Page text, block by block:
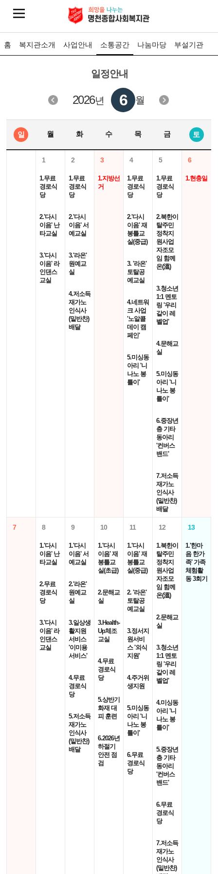
홈 복지관소개 사업안내 소통공간 나눔마당 부설기관
일정안내
2026년 6 월
일 월 화 수 목 금 토
1
1.무료
경로식
당
2.'다시
이음' 난
타교실
3.'다시
이음' 라
인댄스
교실
2
1.무료
경로식
당
2.'다시
이음' 서
예교실
3.'라온'
원예교
실
4.저소득
재가노
인식사
(밑반찬)
배달
3
1.지방선
거
4
1.무료
경로식
당
2.'다시
이음' 재
봉틀교
실(중급)
3. '라온'
토탈공
예교실
4.네트워
크 사업
'노알콜
데이 캠
페인'
5.미싱동
아리 '니
나노 봉
틀이'
5
1.무료
경로식
당
2.북한이
탈주민
정착지
원사업
자조모
임 함께
온(溫)
3.청소년
1:1 멘토
링 '우리
같이 레
벨업'
4.문해교
실
5.미싱동
아리 '니
나노 봉
틀이'
6.중장년
층 기타
동아리
'컨버스
밴드'
7.저소득
재가노
인식사
(밑반찬)
배달
6
1.현충일
7 8
1.'다시
이음' 난
타교실
2.무료
경로식
당
3.'다시
이음' 라
인댄스
교실
9
1.'다시
이음' 서
예교실
2.'라온'
원예교
실
3.일상생
활지원
서비스
'이미용
서비스'
4.무료
경로식
당
5.저소득
재가노
인식사
(밑반찬)
배달
10
1.'다시
이음' 재
봉틀교
실(초급)
2.문해교
실
3.Health-
Up체조
교실
4.무료
경로식
당
5.상반기
화재 대
피 훈련
6.2026년
하절기
안전 점
검
11
1.'다시
이음' 재
봉틀교
실(중급)
2. '라온'
토탈공
예교실
3.정서지
원서비
스 '외식
지원'
4.주거위
생지원
5.미싱동
아리 '니
나노 봉
틀이'
6.무료
경로식
당
12
1.북한이
탈주민
정착지
원사업
자조모
임 함께
온(溫)
2.문해교
실
3.청소년
1:1 멘토
링 '우리
같이 레
벨업'
4.미싱동
아리 '니
나노 봉
틀이'
5.중장년
층 기타
동아리
'컨버스
밴드'
6.무료
경로식
당
7.저소득
재가노
인식사
(밑반찬)
13
1.'한마
음 한가
족' 가족
체험활
동 3회기